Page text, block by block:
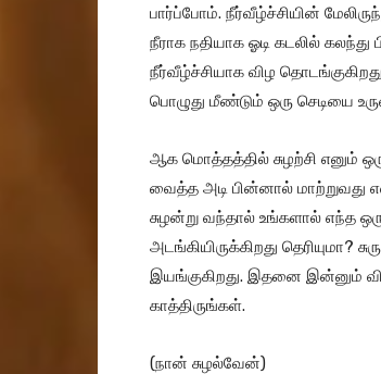
பார்ப்போம். நீர்வீழ்ச்சியின்
நீராக நதியாக ஓடி கடலில் கலந்து
நீர்வீழ்ச்சியாக விழ
பொழுது மீண்டும் ஒரு செடியை
ஆக மொத்தத்தில் சுழற்சி எனும்
வைத்த அடி பின்னால் மாற்றுவது
சுழன்று வந்தால் உங்களால் எந்த
அடங்கியிருக்கிறது
இயங்குகிறது. இதனை இன்னும்
காத்திருங்கள்.
(நான் சுழல்வேன்)